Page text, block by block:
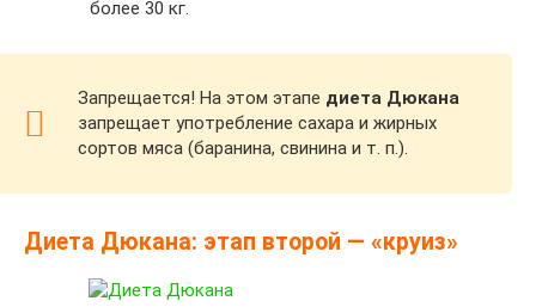
более 30 кг.
Запрещается! На этом этапе диета Дюкана
запрещает употребление сахара и жирных
сортов мяса (баранина, свинина и т. п.).
Диета Дюкана: этап второй — «круиз»